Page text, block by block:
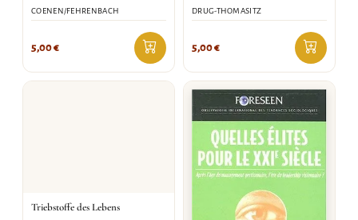
COENEN/FEHRENBACH
5,00€
DRUG-THOMASITZ
5,00€
Triebstoffe des Lebens